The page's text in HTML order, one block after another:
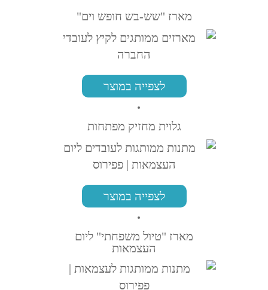
מארז "שש-בש חופש וים"
לצפייה במוצר
גלוית מחזיק מפתחות
לצפייה במוצר
מארז "טיול משפחתי" ליום
העצמאות